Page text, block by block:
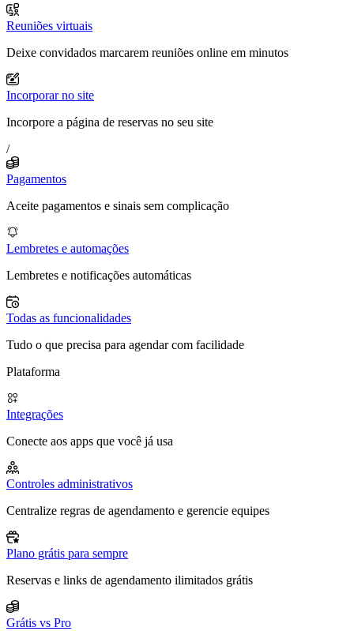
Reuniões virtuais
Deixe convidados marcarem reuniões online em minutos
Incorporar no site
Incorpore a página de reservas no seu site
/
Pagamentos
Aceite pagamentos e sinais sem complicação
Lembretes e automações
Lembretes e notificações automáticas
Todas as funcionalidades
Tudo o que precisa para agendar com facilidade
Plataforma
Integrações
Conecte aos apps que você já usa
Controles administrativos
Centralize regras de agendamento e gerencie equipes
Plano grátis para sempre
Reservas e links de agendamento ilimitados grátis
Grátis vs Pro